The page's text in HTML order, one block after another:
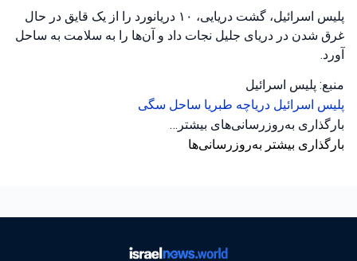
پلیس اسرائیل، گشت دریایی، ۱۰ دریانورد را از یک قایق در حال
غرق شدن در دریای جلیل نجات داد و آن‌ها را به سلامت به ساحل
آورد.
منبع: پلیس اسرائیل
پلیس اسرائیل دریاچه طبریا ساحل سگی
بارگذاری به‌روزرسانی‌های بیشتر…
بارگذاری بیشتر به‌روزرسانی‌ها